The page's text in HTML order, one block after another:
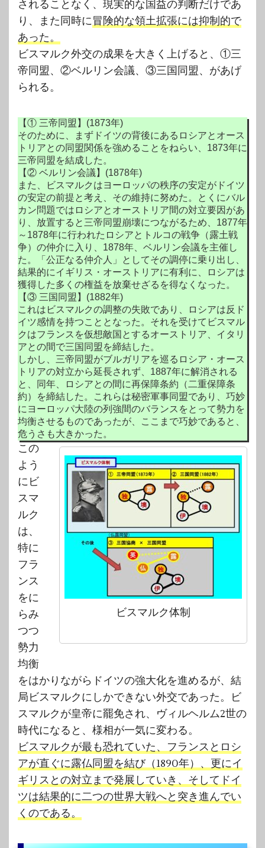
されることなく、現実的な国益の判断だけであ
り、また同時に冒険的な領土拡張には抑制的で
あった。
ビスマルク外交の成果を大きく上げると、①三
帝同盟、②ベルリン会議、③三国同盟、があげ
られる。
【① 三帝同盟】(1873年)
そのために、まずドイツの背後にあるロシアとオース
トリアとの同盟関係を強めることをねらい、1873年に
三帝同盟を結成した。
【② ベルリン会議】(1878年)
また、ビスマルクはヨーロッパの秩序の安定がドイツ
の安定の前提と考え、その維持に努めた。とくにバル
カン問題ではロシアとオーストリア間の対立要因があ
り、放置すると三帝同盟崩壊につながるため、1877年
～1878年に行われたロシアとトルコの戦争（露土戦
争）の仲介に入り、1878年、ベルリン会議を主催し
た。「公正なる仲介人」としてその調停に乗り出し、
結果的にイギリス・オーストリアに有利に、ロシアは
獲得した多くの権益を放棄せざるを得なくなった。
【③ 三国同盟】(1882年)
これはビスマルクの調整の失敗であり、ロシアは反ド
イツ感情を持つこととなった。それを受けてビスマル
クはフランスを仮想敵国とするオーストリア、イタリ
アとの間で三国同盟を締結した。
しかし、三帝同盟がブルガリアを巡るロシア・オース
トリアの対立から延長されず、1887年に解消される
と、同年、ロシアとの間に再保障条約（二重保障条
約）を締結した。これらは秘密軍事同盟であり、巧妙
にヨーロッパ大陸の列強間のバランスをとって勢力を
均衡させるものであったが、ここまで巧妙であると、
危うさも大きかった。
ビスマルク体制
この
よう
にビ
スマ
ルク
は、
特に
フラ
ンス
をに
らみ
つつ
勢力
均衡
をはかりながらドイツの強大化を進めるが、結
局ビスマルクにしかできない外交であった。ビ
スマルクが皇帝に罷免され、ヴィルヘルム2世の
時代になると、様相が一気に変わる。
ビスマルクが最も恐れていた、フランスとロシ
アが直ぐに露仏同盟を結び（1890年）、更にイ
ギリスとの対立まで発展していき、そしてドイ
ツは結果的に二つの世界大戦へと突き進んでい
くのである。